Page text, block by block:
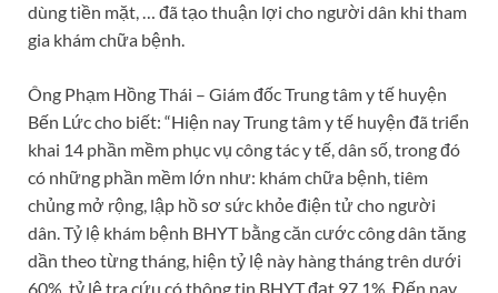
dùng tiền mặt, … đã tạo thuận lợi cho người dân khi tham
gia khám chữa bệnh.
Ông Phạm Hồng Thái – Giám đốc Trung tâm y tế huyện
Bến Lức cho biết: “Hiện nay Trung tâm y tế huyện đã triển
khai 14 phần mềm phục vụ công tác y tế, dân số, trong đó
có những phần mềm lớn như: khám chữa bệnh, tiêm
chủng mở rộng, lập hồ sơ sức khỏe điện tử cho người
dân. Tỷ lệ khám bệnh BHYT bằng căn cước công dân tăng
dần theo từng tháng, hiện tỷ lệ này hàng tháng trên dưới
60%, tỷ lệ tra cứu có thông tin BHYT đạt 97,1%. Đến nay